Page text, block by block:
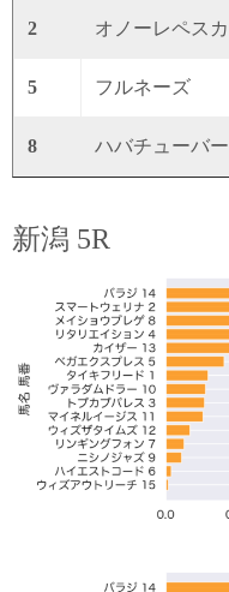
2 オノーレペスカ
5 フルネーズ
8 ハバチューバー
新潟 5R